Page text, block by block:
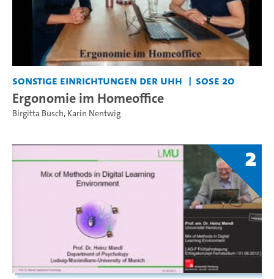
Sonstige Einrichtungen der UHH SoSe 20
Ergonomie im Homeoffice
Birgitta Büsch, Karin Nentwig
2